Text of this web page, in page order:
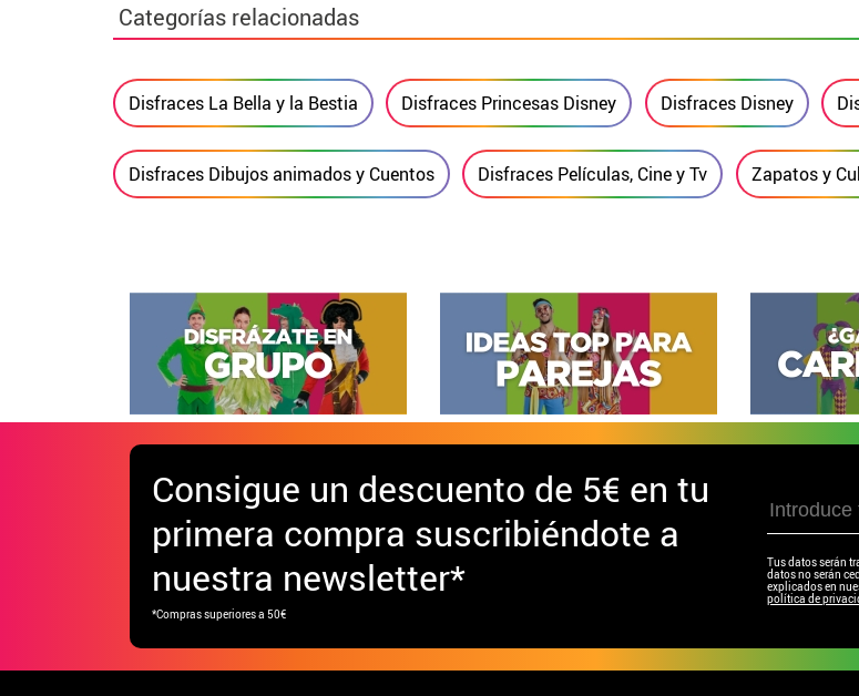
Categorías relacionadas
Disfraces La Bella y la Bestia Disfraces Princesas Disney Disfraces Disney
Disfraces Dibujos animados y Cuentos Disfraces Películas, Cine y Tv Zapatos y
Consigue un descuento de 5€ en tu
primera compra suscribiéndote a
nuestra newsletter*
*Compras superiores a 50€
Tus datos serán
datos no serán
explicados en
política de